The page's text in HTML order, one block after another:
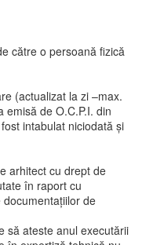
către o persoană fizică
(actualizat la zi –max.
emisă de O.C.P.I. din
intabulat niciodată și
arhitect cu drept de
în raport cu
de
să ateste anul executării